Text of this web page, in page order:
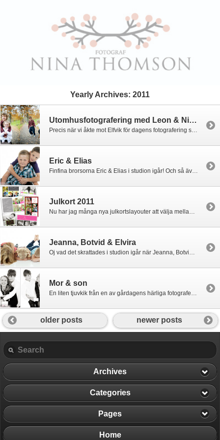
Yearly Archives: 2011
Utomhusfotografering med Leon & Nikki
Precis när vi åkte mot Elfvik för dagens fotografering så började det regna. Men vi hade tur för när vi kom fram hade det slutat 🙂 En mysig men dock lite kall plåtning i höstens vackra färger!
Eric & Elias
Finfina brorsorna Eric & Elias i studion igår! Och så även hela söta familjen 🙂 Familjebilder är otroligt kul att ha och ni vet ju, att man alla hamnar på samma bild brukar vara ganska så sällan 😉
Julkort 2011
Nu har jag många nya julkortslayouter att välja mellan, här nedan ser ni några. Titta gärna på våra exempel i studion vid er fotografering eller så kontaktar ni mig för att få en översikts-PDF. Det går bra att använda bilder från eran fotografering eller bilder ni tagit själva. Julkortspriser 2011 10×15 cm – 20 kr/st […]
Jeanna, Botvid & Elvira
Oj vad det skrattades i studion igår när Jeanna, Botvid och Elvira kom hela vägen från Uppsala för att fotograferas! Ett riktigt skrattkalas blandat med lite bus bjöd syskonen på! Och som ni ser, när man skrattar mycket orkar man inte alltid titta in i kameran 😉
Mor & son
En liten tjuvkik från en av gårdagens härliga fotograferingar!
older posts newer posts
Archives
Categories
Pages
Home